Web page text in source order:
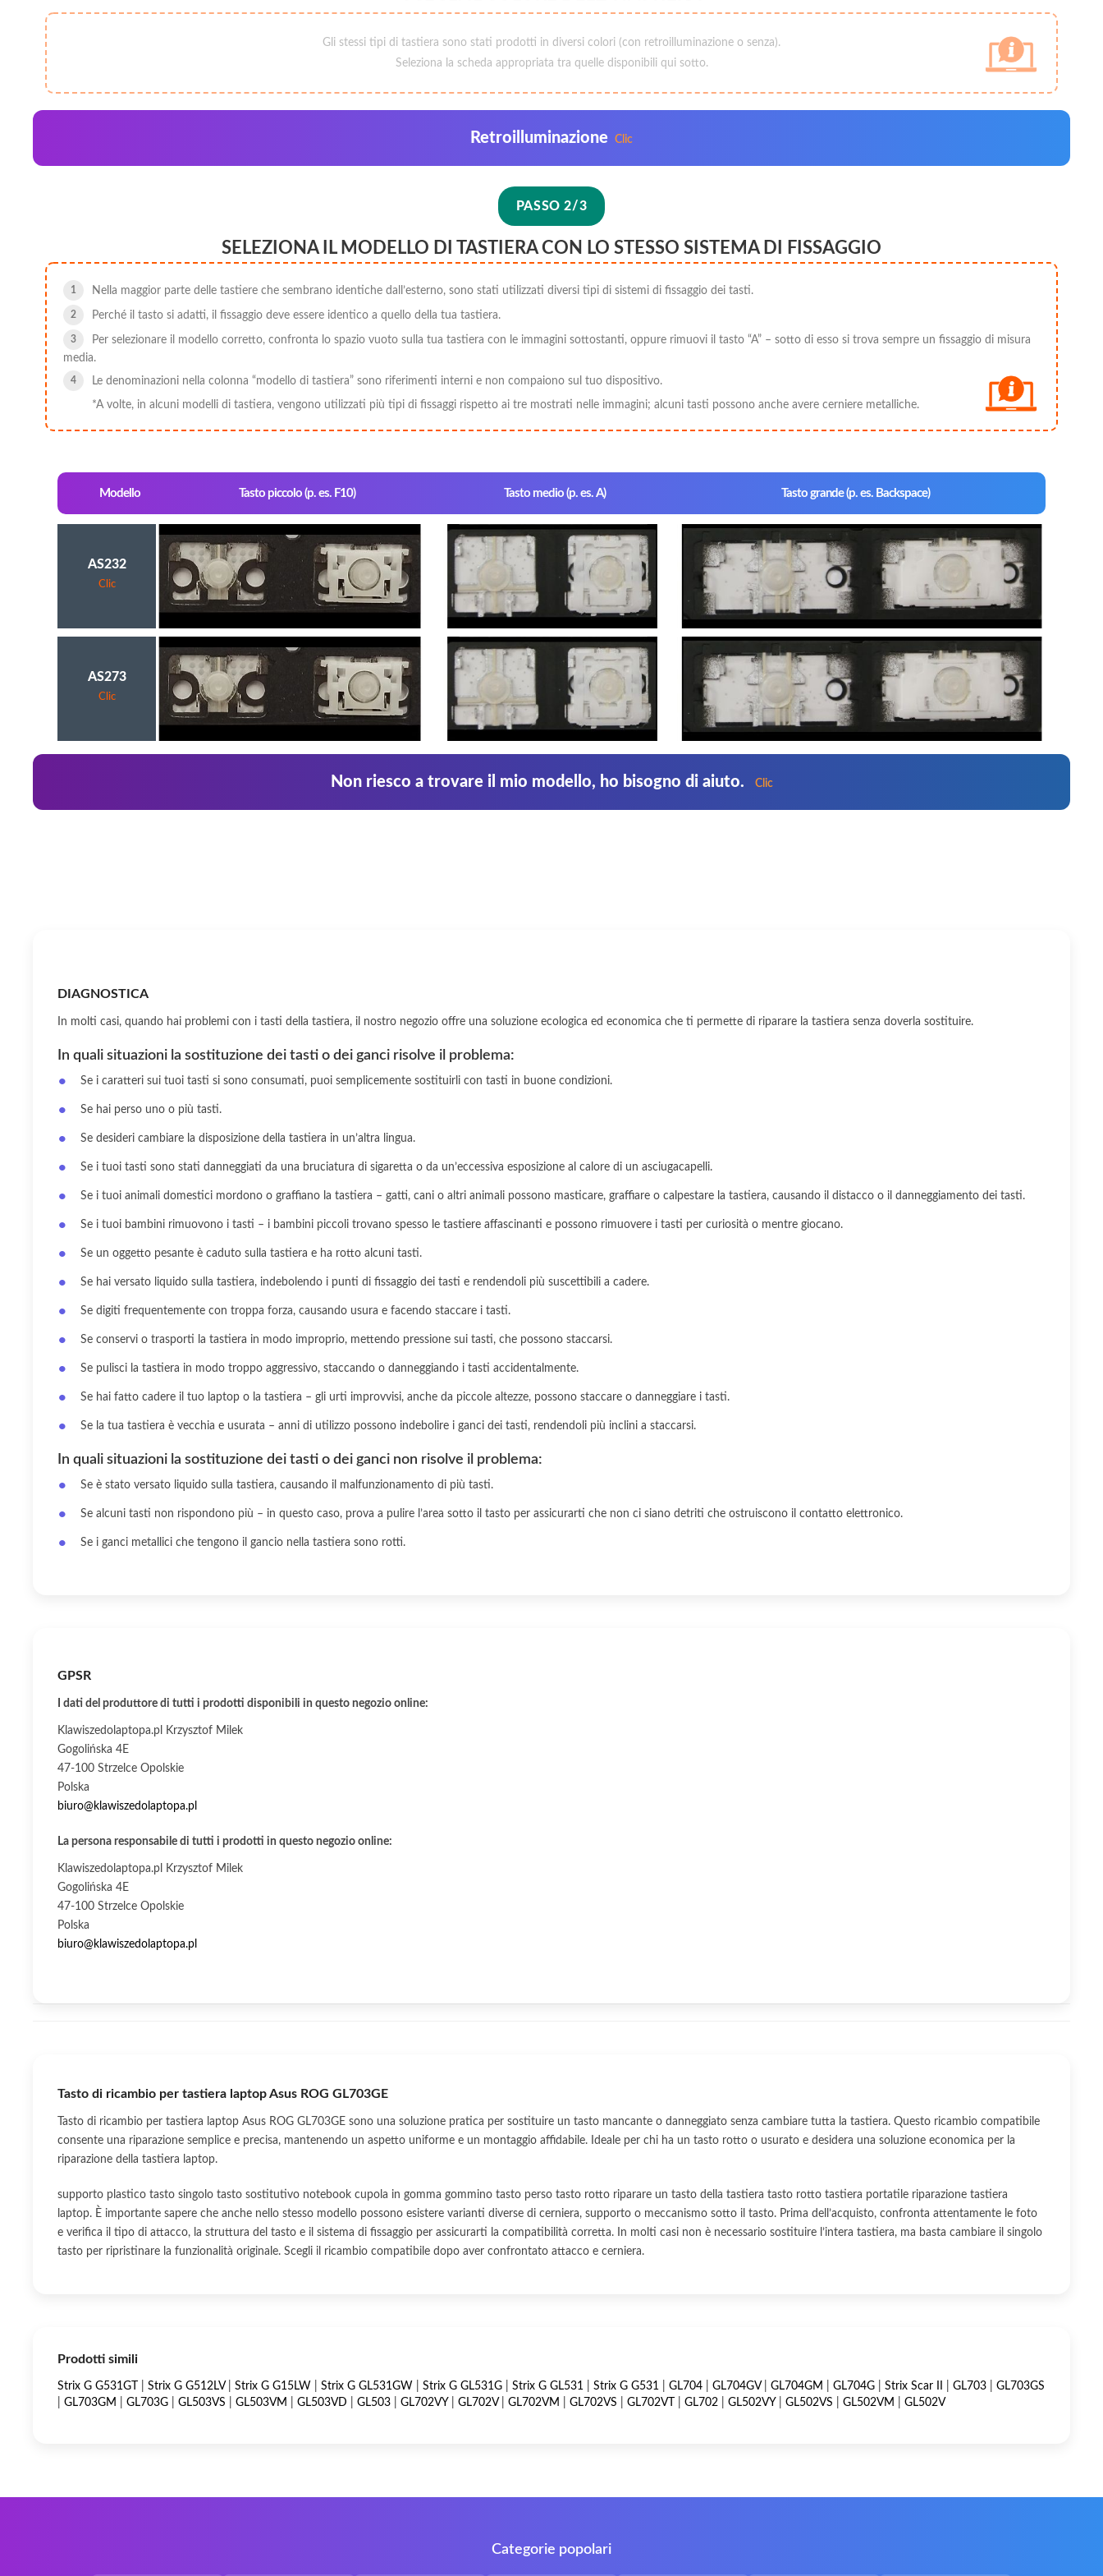
Gli stessi tipi di tastiera sono stati prodotti in diversi colori (con retroilluminazione o senza).
Seleziona la scheda appropriata tra quelle disponibili qui sotto.
Retroilluminazione Clic
PASSO 2/3
SELEZIONA IL MODELLO DI TASTIERA CON LO STESSO SISTEMA DI FISSAGGIO
Nella maggior parte delle tastiere che sembrano identiche dall’esterno, sono stati utilizzati diversi tipi di sistemi di fissaggio dei tasti.
Perché il tasto si adatti, il fissaggio deve essere identico a quello della tua tastiera.
Per selezionare il modello corretto, confronta lo spazio vuoto sulla tua tastiera con le immagini sottostanti, oppure rimuovi il tasto “A” – sotto di esso si trova sempre un fissaggio di misura
media.
Le denominazioni nella colonna “modello di tastiera” sono riferimenti interni e non compaiono sul tuo dispositivo.
*A volte, in alcuni modelli di tastiera, vengono utilizzati più tipi di fissaggi rispetto ai tre mostrati nelle immagini; alcuni tasti possono anche avere cerniere metalliche.
Modello Tasto piccolo (p. es. F10) Tasto medio (p. es. A) Tasto grande (p. es. Backspace)
AS232
Clic
AS273
Clic
Non riesco a trovare il mio modello, ho bisogno di aiuto. Clic
DIAGNOSTICA
In molti casi, quando hai problemi con i tasti della tastiera, il nostro negozio offre una soluzione ecologica ed economica che ti permette di riparare la tastiera senza doverla sostituire.
In quali situazioni la sostituzione dei tasti o dei ganci risolve il problema:
Se i caratteri sui tuoi tasti si sono consumati, puoi semplicemente sostituirli con tasti in buone condizioni.
Se hai perso uno o più tasti.
Se desideri cambiare la disposizione della tastiera in un’altra lingua.
Se i tuoi tasti sono stati danneggiati da una bruciatura di sigaretta o da un’eccessiva esposizione al calore di un asciugacapelli.
Se i tuoi animali domestici mordono o graffiano la tastiera – gatti, cani o altri animali possono masticare, graffiare o calpestare la tastiera, causando il distacco o il danneggiamento dei tasti.
Se i tuoi bambini rimuovono i tasti – i bambini piccoli trovano spesso le tastiere affascinanti e possono rimuovere i tasti per curiosità o mentre giocano.
Se un oggetto pesante è caduto sulla tastiera e ha rotto alcuni tasti.
Se hai versato liquido sulla tastiera, indebolendo i punti di fissaggio dei tasti e rendendoli più suscettibili a cadere.
Se digiti frequentemente con troppa forza, causando usura e facendo staccare i tasti.
Se conservi o trasporti la tastiera in modo improprio, mettendo pressione sui tasti, che possono staccarsi.
Se pulisci la tastiera in modo troppo aggressivo, staccando o danneggiando i tasti accidentalmente.
Se hai fatto cadere il tuo laptop o la tastiera – gli urti improvvisi, anche da piccole altezze, possono staccare o danneggiare i tasti.
Se la tua tastiera è vecchia e usurata – anni di utilizzo possono indebolire i ganci dei tasti, rendendoli più inclini a staccarsi.
In quali situazioni la sostituzione dei tasti o dei ganci non risolve il problema:
Se è stato versato liquido sulla tastiera, causando il malfunzionamento di più tasti.
Se alcuni tasti non rispondono più – in questo caso, prova a pulire l’area sotto il tasto per assicurarti che non ci siano detriti che ostruiscono il contatto elettronico.
Se i ganci metallici che tengono il gancio nella tastiera sono rotti.
GPSR
I dati del produttore di tutti i prodotti disponibili in questo negozio online:
Klawiszedolaptopa.pl Krzysztof Milek
Gogolińska 4E
47-100 Strzelce Opolskie
Polska
biuro@klawiszedolaptopa.pl
La persona responsabile di tutti i prodotti in questo negozio online:
Klawiszedolaptopa.pl Krzysztof Milek
Gogolińska 4E
47-100 Strzelce Opolskie
Polska
biuro@klawiszedolaptopa.pl
Tasto di ricambio per tastiera laptop Asus ROG GL703GE
Tasto di ricambio per tastiera laptop Asus ROG GL703GE sono una soluzione pratica per sostituire un tasto mancante o danneggiato senza cambiare tutta la tastiera. Questo ricambio compatibile
consente una riparazione semplice e precisa, mantenendo un aspetto uniforme e un montaggio affidabile. Ideale per chi ha un tasto rotto o usurato e desidera una soluzione economica per la
riparazione della tastiera laptop.
supporto plastico tasto singolo tasto sostitutivo notebook cupola in gomma gommino tasto perso tasto rotto riparare un tasto della tastiera tasto rotto tastiera portatile riparazione tastiera
laptop. È importante sapere che anche nello stesso modello possono esistere varianti diverse di cerniera, supporto o meccanismo sotto il tasto. Prima dell’acquisto, confronta attentamente le foto
e verifica il tipo di attacco, la struttura del tasto e il sistema di fissaggio per assicurarti la compatibilità corretta. In molti casi non è necessario sostituire l’intera tastiera, ma basta cambiare il singolo
tasto per ripristinare la funzionalità originale. Scegli il ricambio compatibile dopo aver confrontato attacco e cerniera.
Prodotti simili
Strix G G531GT |Strix G G512LV |Strix G G15LW |Strix G GL531GW |Strix G GL531G |Strix G GL531 |Strix G G531 |GL704 |GL704GV |GL704GM |GL704G |Strix Scar II |GL703 |GL703GS
|GL703GM |GL703G |GL503VS |GL503VM |GL503VD |GL503 |GL702VY |GL702V |GL702VM |GL702VS |GL702VT |GL702 |GL502VY |GL502VS |GL502VM |GL502V
Categorie popolari